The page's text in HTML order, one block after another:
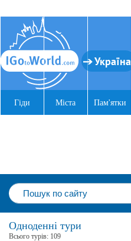
Україна
Гіди Міста Пам'ятки
Одноденні тури
Всього турів: 109